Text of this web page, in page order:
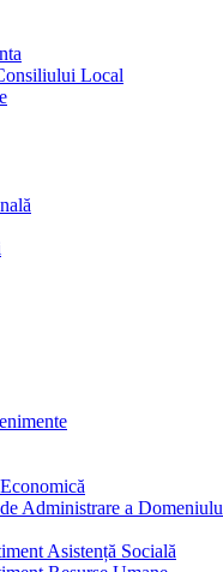
Local
Administrare a
Asistență Socială